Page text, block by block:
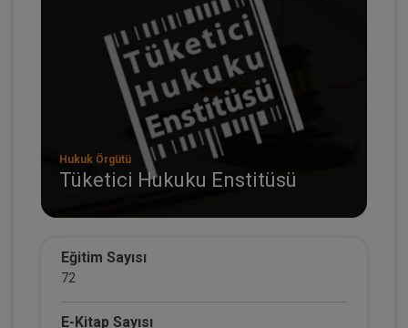
Hukuk Örgütü
Tüketici Hukuku Enstitüsü
Eğitim Sayısı
72
E-Kitap Sayısı